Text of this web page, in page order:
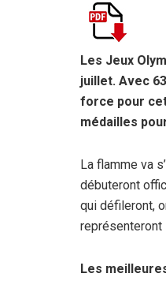
ce
b
o
o
k
Les Jeux
juillet. Avec
force pour
médailles
La flamme va
débuteront
qui défileront,
représenteront
Les